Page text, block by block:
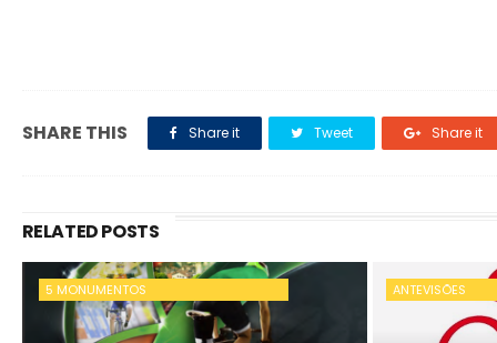
SHARE THIS Share it Tweet Share it
RELATED POSTS
5 MONUMENTOS ANTEVISÕES